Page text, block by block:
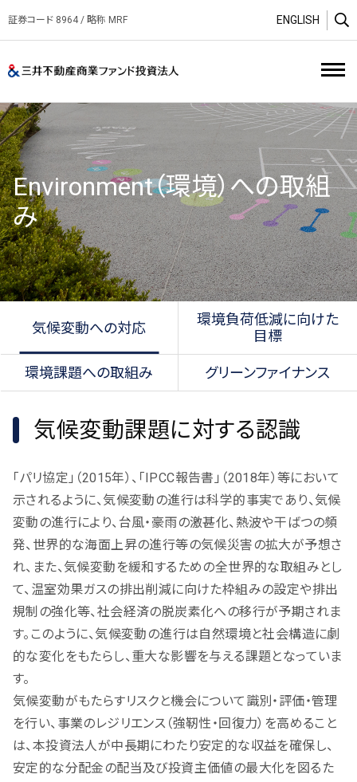
証券コード 8964 / 略称 MRF ENGLISH
Environment（環境）への取組
み
気候変動への対応
環境負荷低減に向けた
目標
環境課題への取組み グリーンファイナンス
気候変動課題に対する認識
「パリ協定」（2015年）、「IPCC報告書」（2018年）等において
示されるように、気候変動の進行は科学的事実であり、気候
変動の進行により、台風・豪雨の激甚化、熱波や干ばつの頻
発、世界的な海面上昇の進行等の気候災害の拡大が予想さ
れ、また、気候変動を緩和するための全世界的な取組みとし
て、温室効果ガスの排出削減に向けた枠組みの設定や排出
規制の強化等、社会経済の脱炭素化への移行が予期されま
す。このように、気候変動の進行は自然環境と社会構造に劇
的な変化をもたらし、重大な影響を与える課題となっていま
す。
気候変動がもたらすリスクと機会について識別・評価・管理
を行い、事業のレジリエンス（強靭性・回復力）を高めること
は、本投資法人が中長期にわたり安定的な収益を確保し、
安定的な分配金の配当及び投資主価値の最大化を図るた